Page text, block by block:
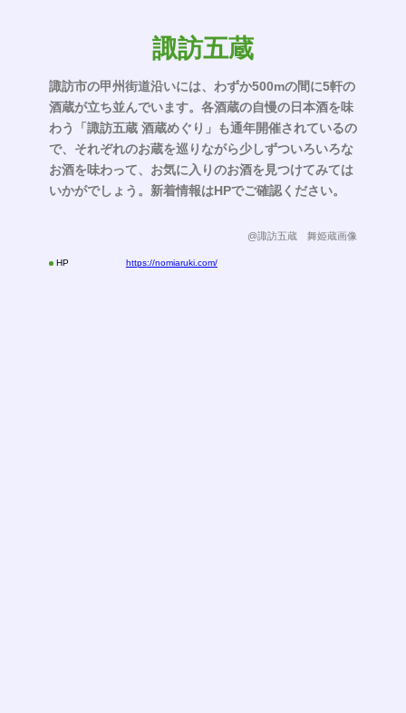
諏訪五蔵
諏訪市の甲州街道沿いには、わずか500mの間に5軒の
酒蔵が立ち並んでいます。各酒蔵の自慢の日本酒を味
わう「諏訪五蔵 酒蔵めぐり」も通年開催されているの
で、それぞれのお蔵を巡りながら少しずついろいろな
お酒を味わって、お気に入りのお酒を見つけてみては
いかがでしょう。新着情報はHPでご確認ください。
@諏訪五蔵 舞姫蔵画像
HP https://nomiaruki.com/